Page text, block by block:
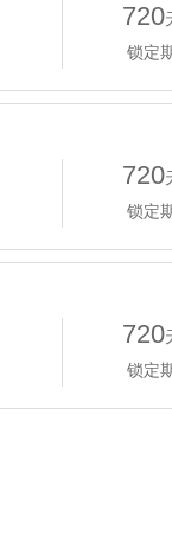
720
锁定
720
锁定
720
锁定